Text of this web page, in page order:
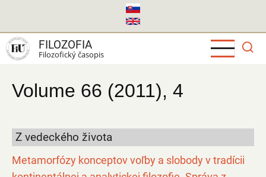
hlavný
obsah
FILOZOFIA
Filozofický časopis
Volume 66 (2011), 4
Z vedeckého života
Metamorfózy konceptov voľby a slobody v tradícii